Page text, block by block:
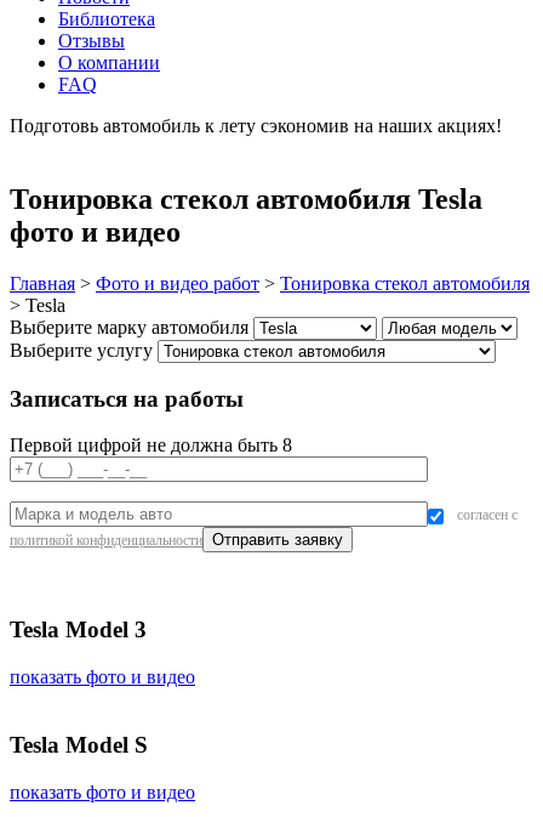
Библиотека
Отзывы
О компании
FAQ
Подготовь автомобиль к лету сэкономив на наших акциях!
Тонировка стекол автомобиля Tesla
фото и видео
Главная > Фото и видео работ > Тонировка стекол автомобиля
> Tesla
Выберите марку автомобиля
Выберите услугу
Записаться на работы
Первой цифрой не должна быть 8
согласен с
политикой конфиденциальности
Tesla Model 3
показать фото и видео
Tesla Model S
показать фото и видео